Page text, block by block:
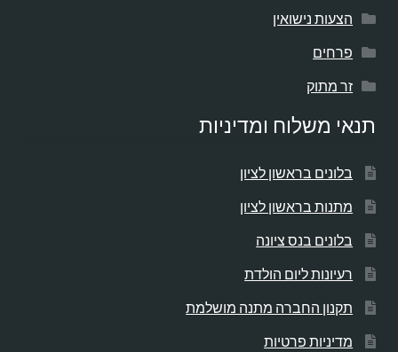
הצעות נישואין
פרחים
זר מתוק
תנאי משלוח ומדיניות
בלונים בראשון לציון
מתנות בראשון לציון
בלונים בנס ציונה
רעיונות ליום הולדת
תקנון החברה מתנה מושלמת
מדיניות פרטיות